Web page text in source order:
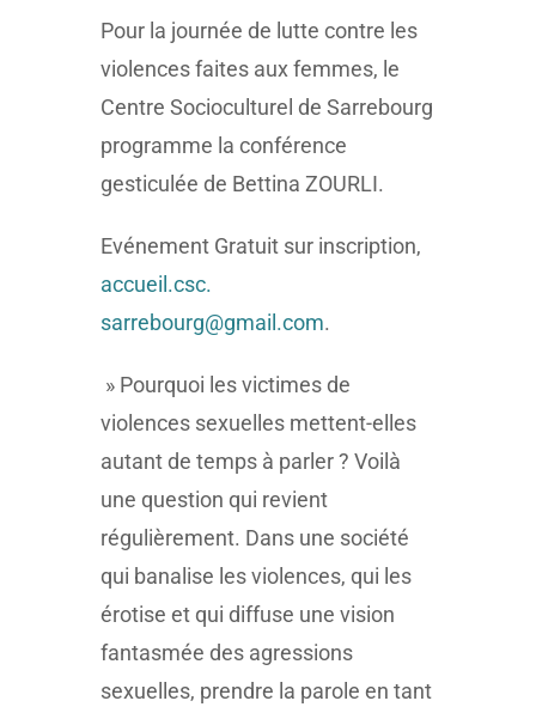
Pour la journée de lutte contre les
violences faites aux femmes, le
Centre Socioculturel de Sarrebourg
programme la conférence
gesticulée de Bettina ZOURLI.
Evénement Gratuit sur inscription,
accueil.csc.
sarrebourg@gmail.com.
» Pourquoi les victimes de
violences sexuelles mettent-elles
autant de temps à parler ? Voilà
une question qui revient
régulièrement. Dans une société
qui banalise les violences, qui les
érotise et qui diffuse une vision
fantasmée des agressions
sexuelles, prendre la parole en tant